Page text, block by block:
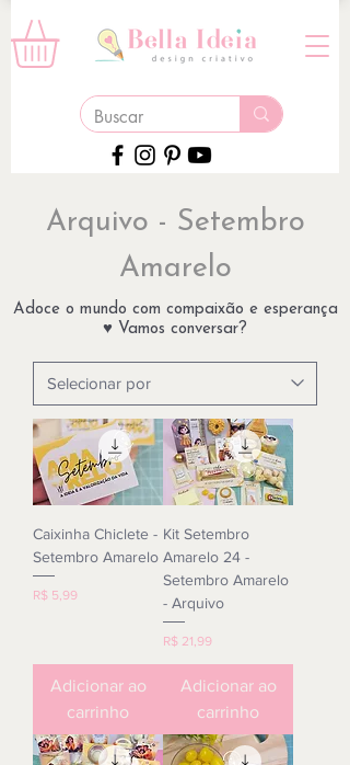
Arquivo - Setembro
Amarelo
Adoce o mundo com compaixão e esperança
♥ Vamos conversar?
Caixinha Chiclete -
Setembro Amarelo
Preço
R$ 5,99
Adicionar ao
carrinho
Kit Setembro
Amarelo 24 -
Setembro Amarelo
- Arquivo
Preço
R$ 21,99
Adicionar ao
carrinho